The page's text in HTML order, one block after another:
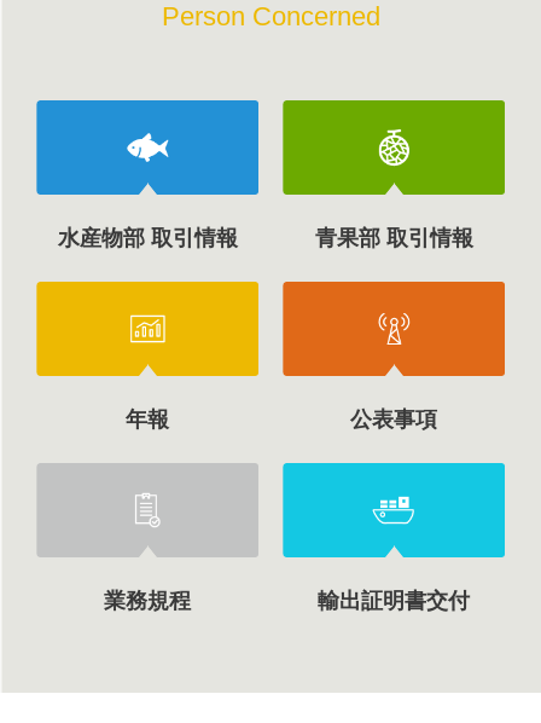
Person Concerned
水産物部 取引情報 青果部 取引情報
年報 公表事項
業務規程 輸出証明書交付